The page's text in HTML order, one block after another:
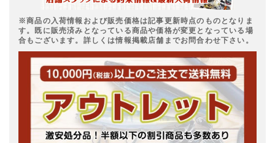
※商品の入荷情報および販売価格は記事更新時点のものとなりま
す。既に販売済みとなっている商品や価格が変更となっている場
合もございます。詳しくは情報掲載店舗までお問合わせ下さい。